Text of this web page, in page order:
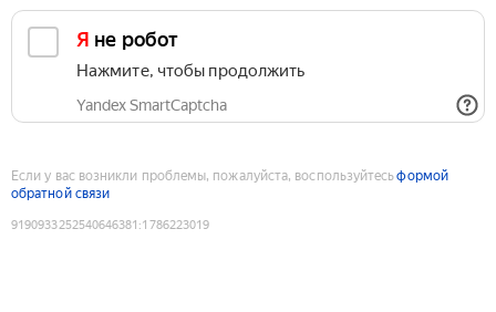
Я не робот
Нажмите, чтобы продолжить
Yandex SmartCaptcha
Если у вас возникли проблемы, пожалуйста, воспользуйтесьформой
обратной связи
9190933252540646381 :1786223019